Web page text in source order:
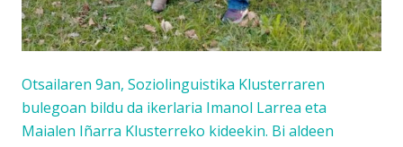
Otsailaren 9an, Soziolinguistika Klusterraren
bulegoan bildu da ikerlaria Imanol Larrea eta
Maialen Iñarra Klusterreko kideekin. Bi aldeen